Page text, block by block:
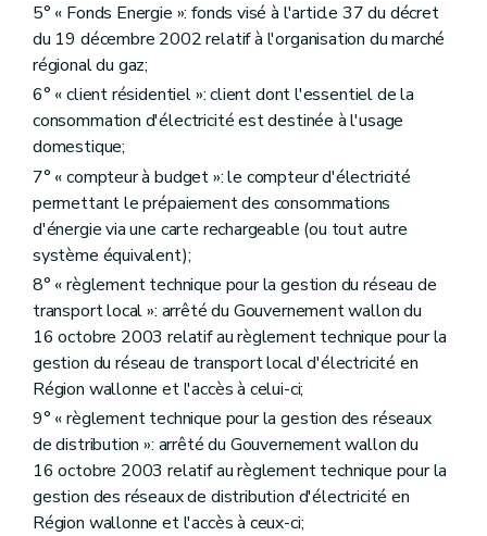
5° « Fonds Energie »: fonds visé à l'article 37 du décret
du 19 décembre 2002 relatif à l'organisation du marché
régional du gaz;
6° « client résidentiel »: client dont l'essentiel de la
consommation d'électricité est destinée à l'usage
domestique;
7° « compteur à budget »: le compteur d'électricité
permettant le prépaiement des consommations
d'énergie via une carte rechargeable (ou tout autre
système équivalent);
8° « règlement technique pour la gestion du réseau de
transport local »: arrêté du Gouvernement wallon du
16 octobre 2003 relatif au règlement technique pour la
gestion du réseau de transport local d'électricité en
Région wallonne et l'accès à celui-ci;
9° « règlement technique pour la gestion des réseaux
de distribution »: arrêté du Gouvernement wallon du
16 octobre 2003 relatif au règlement technique pour la
gestion des réseaux de distribution d'électricité en
Région wallonne et l'accès à ceux-ci;